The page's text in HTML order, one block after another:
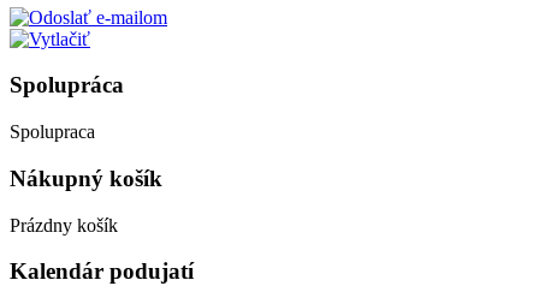
Spolupráca
Spolupraca
Nákupný košík
Prázdny košík
Kalendár podujatí